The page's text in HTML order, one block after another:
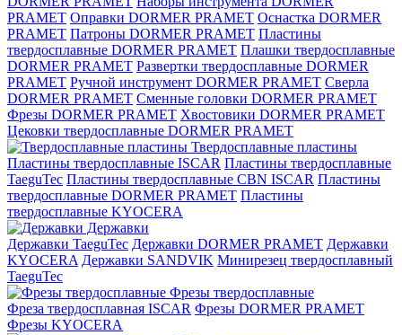
PRAMET Оправки DORMER PRAMET Оснастка DORMER
PRAMET Патроны DORMER PRAMET Пластины
твердосплавные DORMER PRAMET Плашки твердосплавные
DORMER PRAMET Развертки твердосплавные DORMER
PRAMET Ручной инструмент DORMER PRAMET Сверла
DORMER PRAMET Сменные головки DORMER PRAMET
Фрезы DORMER PRAMET Хвостовики DORMER PRAMET
Цековки твердосплавные DORMER PRAMET
Твердосплавные пластины
Пластины твердосплавные ISCAR Пластины твердосплавные
TaeguTec Пластины твердосплавные CBN ISCAR Пластины
твердосплавные DORMER PRAMET Пластины
твердосплавные KYOCERA
Державки
Державки TaeguTec Державки DORMER PRAMET Державки
KYOCERA Державки SANDVIK Минирезец твердосплавный
TaeguTec
Фрезы твердосплавные
Фреза твердосплавная ISCAR Фрезы DORMER PRAMET
Фрезы KYOCERA